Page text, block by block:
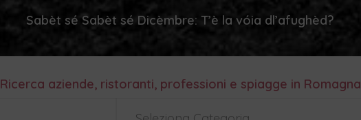
Sabèt sé Sabèt sé Dicèmbre: T’è la vóia dl’afughèd?
Ricerca aziende, ristoranti, professioni e spiagge in Romagna